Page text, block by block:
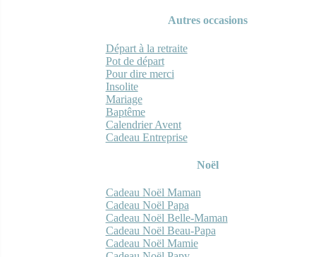
Autres occasions
Départ à la retraite
Pot de départ
Pour dire merci
Insolite
Mariage
Baptême
Calendrier Avent
Cadeau Entreprise
Noël
Cadeau Noël Maman
Cadeau Noël Papa
Cadeau Noël Belle-Maman
Cadeau Noël Beau-Papa
Cadeau Noël Mamie